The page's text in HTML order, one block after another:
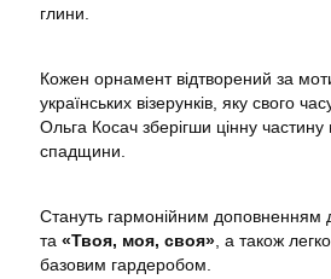
глини.
Кожен орнамент відтворений за
українських візерунків, яку свого
Ольга Косач зберігши цінну частину
спадщини.
Стануть гармонійним доповненням
та «Твоя, моя, своя» , а також
базовим гардеробом.